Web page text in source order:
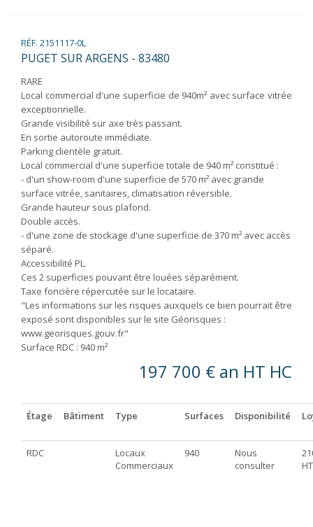
RÉF. 2151117-0L
PUGET SUR ARGENS - 83480
RARE
Local commercial d'une superficie de 940m² avec surface vitrée
exceptionnelle.
Grande visibilité sur axe très passant.
En sortie autoroute immédiate.
Parking clientèle gratuit.
Local commercial d'une superficie totale de 940 m² constitué :
- d'un show-room d'une superficie de 570 m² avec grande
surface vitrée, sanitaires, climatisation réversible.
Grande hauteur sous plafond.
Double accès.
- d'une zone de stockage d'une superficie de 370 m² avec accès
séparé.
Accessibilité PL.
Ces 2 superficies pouvant être louées séparément.
Taxe foncière répercutée sur le locataire.
"Les informations sur les risques auxquels ce bien pourrait être
exposé sont disponibles sur le site Géorisques :
www.georisques.gouv.fr"
Surface RDC : 940 m²
197 700 € an HT HC
Étage Bâtiment Type Surfaces Disponibilité
RDC
Locaux
Commerciaux
940
Nous
consulter